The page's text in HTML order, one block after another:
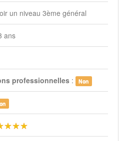
un niveau 3ème général
ans
professionnelles : Non